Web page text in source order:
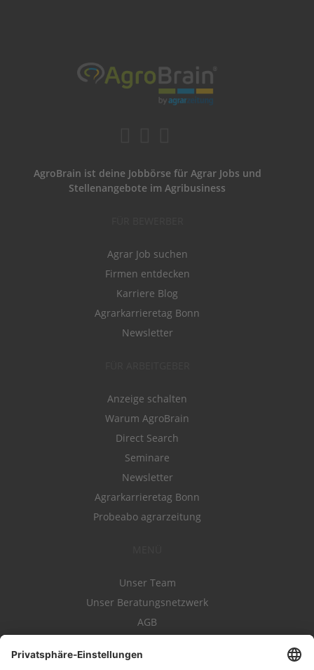
AgroBrain ist deine Jobbörse für Agrar Jobs und
Stellenangebote im Agribusiness
Agrar Job suchen
Firmen entdecken
Karriere Blog
Agrarkarrieretag Bonn
Newsletter
Anzeige schalten
Warum AgroBrain
Direct Search
Seminare
Newsletter
Agrarkarrieretag Bonn
Probeabo agrarzeitung
Unser Team
Unser Beratungsnetzwerk
AGB
Datenschutz